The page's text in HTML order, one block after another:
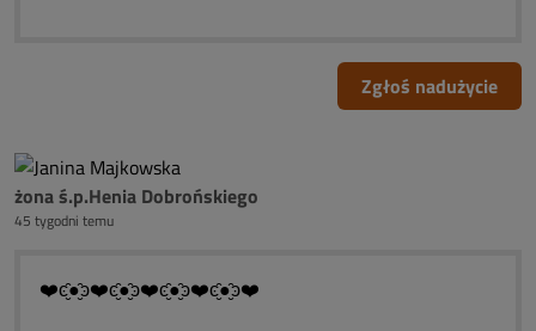
Zgłoś nadużycie
żona ś.p.Henia Dobrońskiego
45 tygodni temu
❤️ͼ̮̑●̮̑ͽ❤️ͼ̮̑●̮̑ͽ❤️ͼ̮̑●̮̑ͽ❤️ͼ̮̑●̮̑ͽ❤️